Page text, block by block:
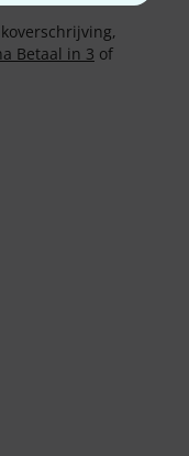
Betaal in 3 of